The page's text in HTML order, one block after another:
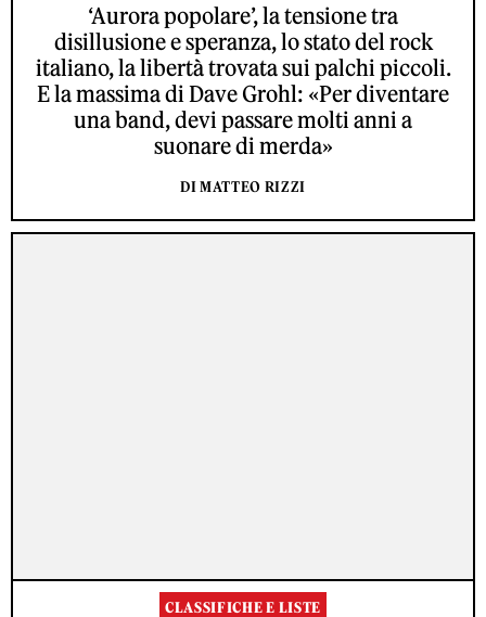
‘Aurora popolare’, la tensione tra
disillusione e speranza, lo stato del rock
italiano, la libertà trovata sui palchi piccoli.
E la massima di Dave Grohl: «Per diventare
una band, devi passare molti anni a
suonare di merda»
DI MATTEO RIZZI
CLASSIFICHE E LISTE